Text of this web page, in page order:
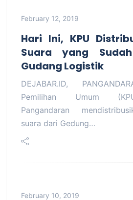
February 12, 2019
Hari Ini, KPU
Suara yang
Gudang Logistik
DEJABAR.ID,
Pemilihan Umum
Pangandaran
suara dari Gedung…
February 10, 2019